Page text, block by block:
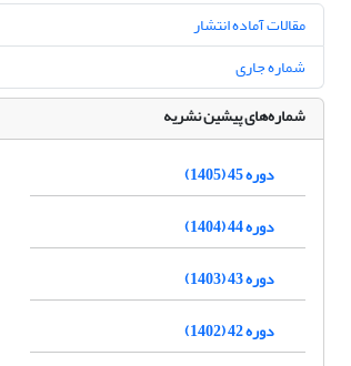
مقالات آماده انتشار
شماره جاری
شماره‌های پیشین نشریه
دوره 45 (1405)
دوره 44 (1404)
دوره 43 (1403)
دوره 42 (1402)